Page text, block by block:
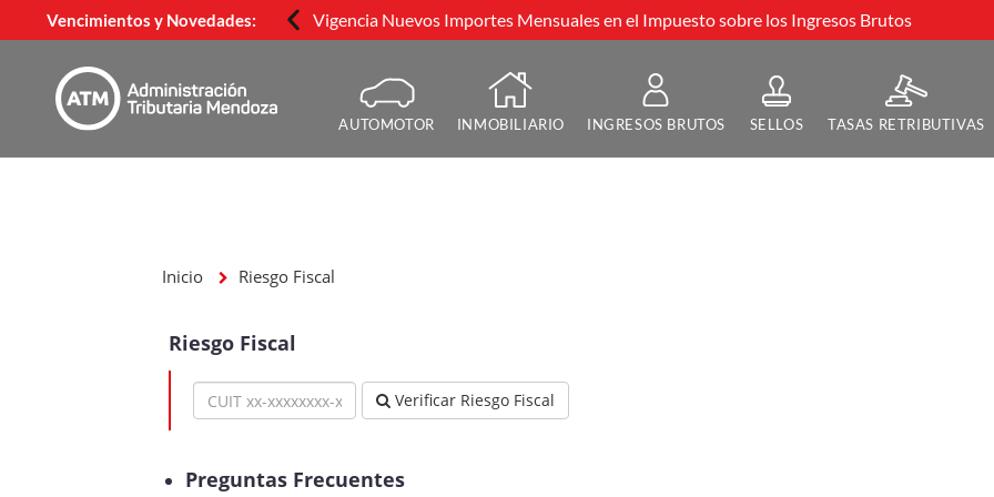
Vencimientos y Novedades: Vigencia Nuevos Importes Mensuales en el Impuesto sobre los Ingresos Brutos
AUTOMOTOR INMOBILIARIO INGRESOS BRUTOS SELLOS TASAS RETRIBUTIVAS